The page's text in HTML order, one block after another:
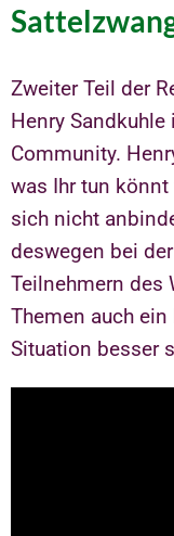
Zweiter Teil der
Henry
Community.
was Ihr tun
sich nicht
deswegen bei
Teilnehmern des
Themen auch
Situation besser